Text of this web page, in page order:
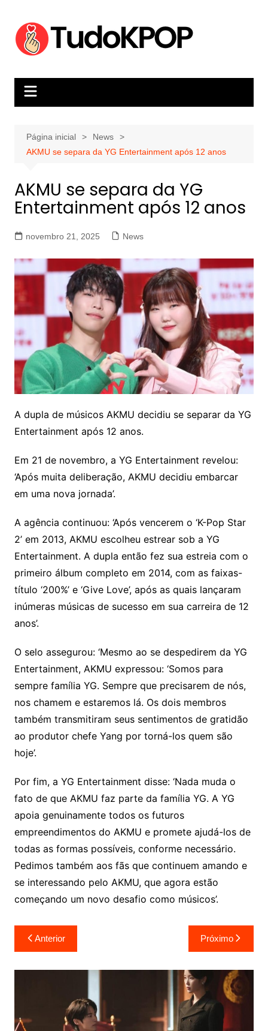
conteúdo
Página inicial
News
AKMU se separa da YG Entertainment após 12 anos
AKMU se separa da YG
Entertainment após 12 anos
novembro 21, 2025 News
A dupla de músicos AKMU decidiu se separar da YG
Entertainment após 12 anos.
Em 21 de novembro, a YG Entertainment revelou:
‘Após muita deliberação, AKMU decidiu embarcar
em uma nova jornada’.
A agência continuou: ‘Após vencerem o ‘K-Pop Star
2’ em 2013, AKMU escolheu estrear sob a YG
Entertainment. A dupla então fez sua estreia com o
primeiro álbum completo em 2014, com as faixas-
título ‘200%’ e ‘Give Love’, após as quais lançaram
inúmeras músicas de sucesso em sua carreira de 12
anos’.
O selo assegurou: ‘Mesmo ao se despedirem da YG
Entertainment, AKMU expressou: ‘Somos para
sempre família YG. Sempre que precisarem de nós,
nos chamem e estaremos lá. Os dois membros
também transmitiram seus sentimentos de gratidão
ao produtor chefe Yang por torná-los quem são
hoje’.
Por fim, a YG Entertainment disse: ‘Nada muda o
fato de que AKMU faz parte da família YG. A YG
apoia genuinamente todos os futuros
empreendimentos do AKMU e promete ajudá-los de
todas as formas possíveis, conforme necessário.
Pedimos também aos fãs que continuem amando e
se interessando pelo AKMU, que agora estão
começando um novo desafio como músicos’.
Navegação
de
Post
Anterior Próximo